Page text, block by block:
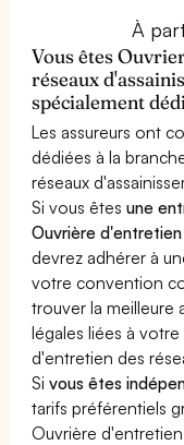
À
Vous êtes
réseaux
spécialement
Les assureurs ont
dédiées à la
réseaux
Si vous êtesune
Ouvrière
devrez adhérer à
votre convention
trouver la meilleure
légales liées à
d'entretien des
Sivous êtes
tarifs préférentiels
Ouvrière